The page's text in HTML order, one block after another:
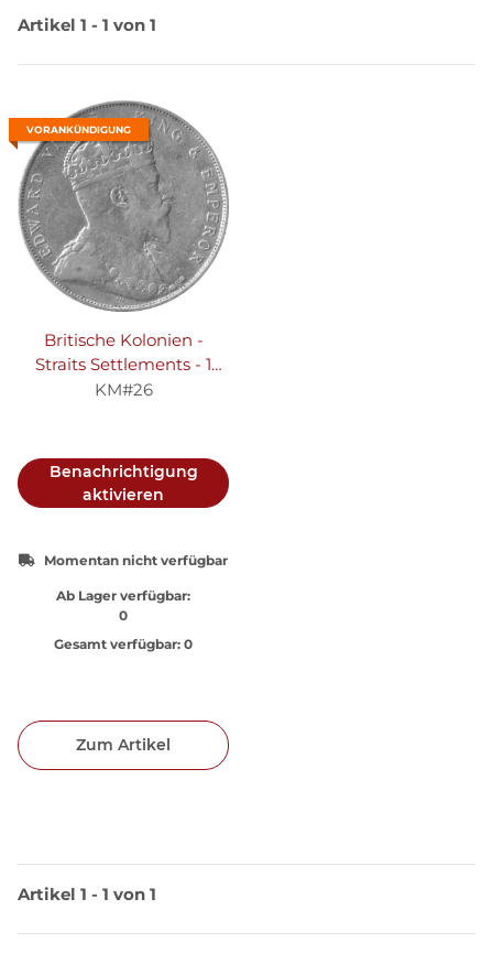
Artikel 1 - 1 von 1
VORANKÜNDIGUNG
Britische Kolonien -
Straits Settlements - 1
Dollar 1907 - König
KM#26
Benachrichtigung
aktivieren
Momentan nicht verfügbar
Ab Lager verfügbar:
0
Gesamt verfügbar: 0
Zum Artikel
Artikel 1 - 1 von 1